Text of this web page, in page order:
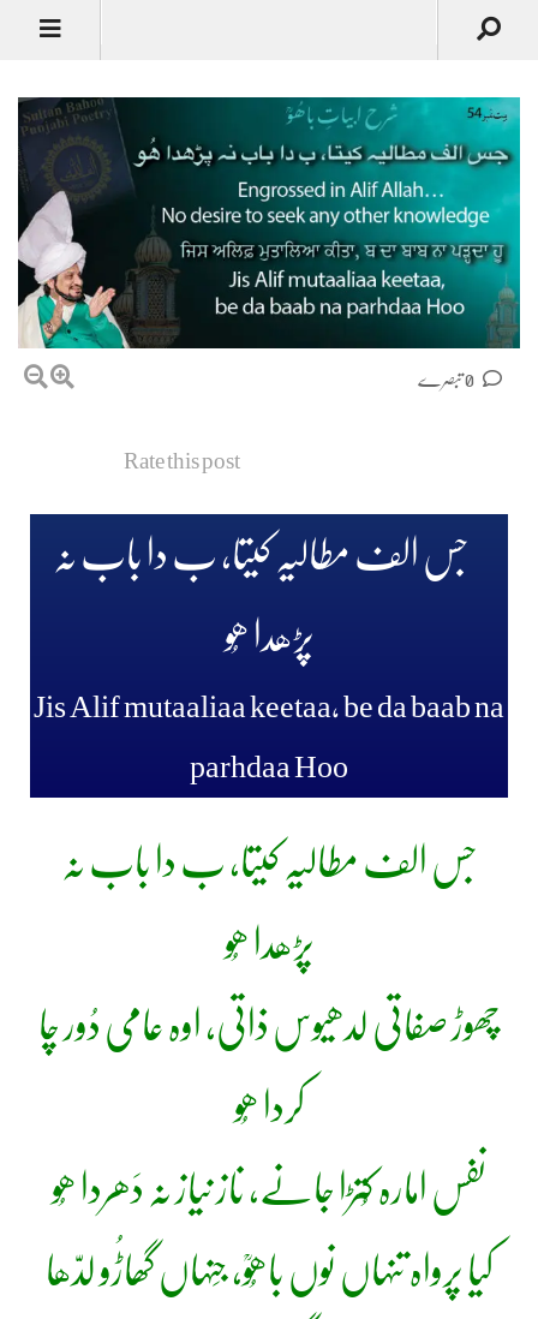
Rate this post
جس الف مطالیہ کیتا، ب دا باب نہ
پڑھدا ھُو
Jis Alif mutaaliaa keetaa, be da baab na
parhdaa Hoo
جس الف مطالیہ کیتا، ب دا باب نہ
پڑھدا ھُو
چھوڑ صفاتی لدھیوس ذاتی، اوہ عامی دُور چا
کردا ھُو
نفس امارہ کُتڑا جانے، ناز نیاز نہ دَھردا ھُو
کیا پرواہ تنہاں نوں باھُوؒ، جِنہاں گھاڑُو لدّھا